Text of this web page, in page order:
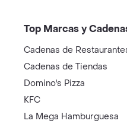
Top Marcas y
Cadenas de
Cadenas de Tiendas
Domino's Pizza
KFC
La Mega Hamburguesa